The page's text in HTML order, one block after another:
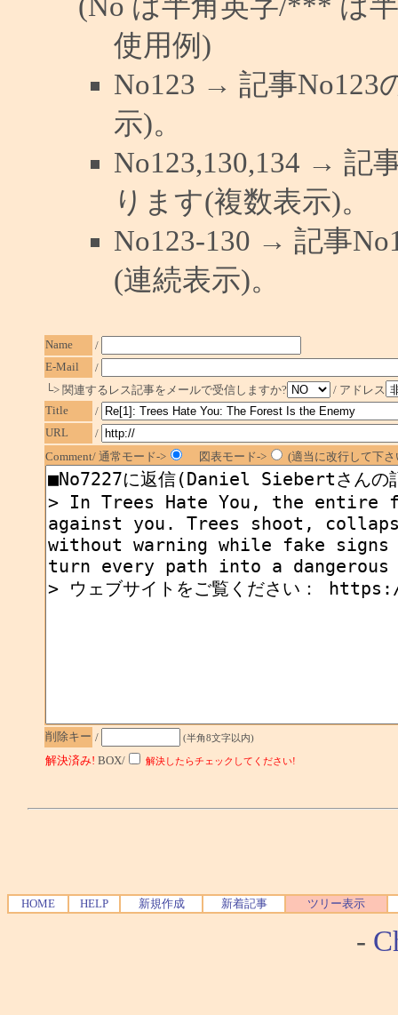
使用例)
No123 → 記事No123
示)。
No123,130,134 → 記
ります(複数表示)。
No123-130 → 記事
(連続表示)。
Name
/
E-Mail
/
└> 関連するレス記事をメールで受信しますか?
/ アドレス
Title
/
URL
/
Comment/ 通常モード->
図表モード-> (適当に改行して下
削除キー / (半角8文字以内)
解決済み! BOX/ 解決したらチェックしてください!
HOME HELP 新規作成 新着記事 ツリー表示
-